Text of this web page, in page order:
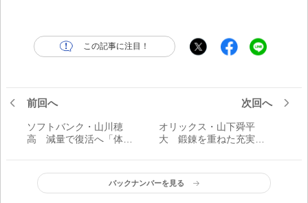
この記事に注目！
前回へ
ソフトバンク・山川穂
高 減量で復活へ「体が
る。しっかり練習できる
ようになっている」／今
年こそフル回転
次回へ
オリックス・山下舜平
大 鍛錬を重ねた充実の
間投げて結果を出した
い」／今年こそフル回
転！
バックナンバーを見る